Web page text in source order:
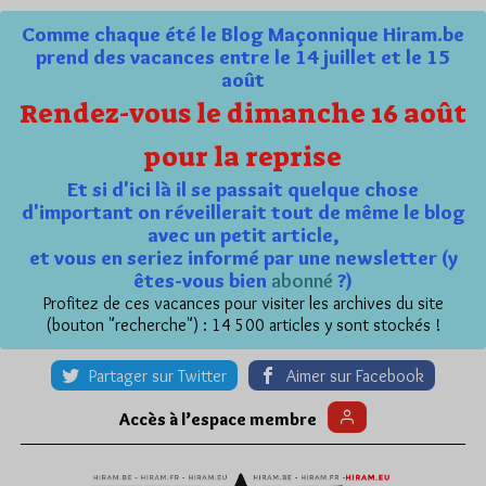
Comme chaque été le Blog Maçonnique Hiram.be
prend des vacances entre le 14 juillet et le 15
août
Rendez-vous le dimanche 16 août
pour la reprise
Et si d'ici là il se passait quelque chose
d'important on réveillerait tout de même le blog
avec un petit article,
et vous en seriez informé par une newsletter (y
êtes-vous bien abonné ?)
Profitez de ces vacances pour visiter les archives du site
(bouton "recherche") : 14 500 articles y sont stockés !
Partager sur Twitter Aimer sur Facebook
Accès à l’espace membre